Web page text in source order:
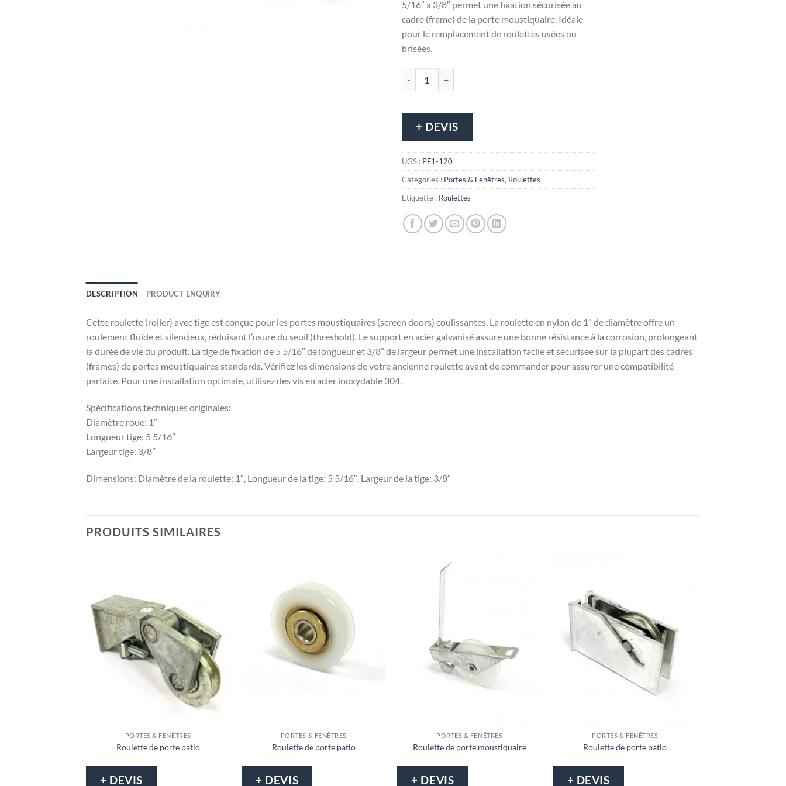
5/16″ x 3/8″ permet une fixation sécurisée au
cadre (frame) de la porte moustiquaire. Idéale
pour le remplacement de roulettes usées ou
brisées.
+ DEVIS
UGS : PF1-120
Catégories : Portes & Fenêtres, Roulettes
Étiquette : Roulettes
DESCRIPTION PRODUCT ENQUIRY
Cette roulette (roller) avec tige est conçue pour les portes moustiquaires (screen doors) coulissantes. La roulette en nylon de 1″ de diamètre offre un
roulement fluide et silencieux, réduisant l’usure du seuil (threshold). Le support en acier galvanisé assure une bonne résistance à la corrosion, prolongeant
la durée de vie du produit. La tige de fixation de 5 5/16″ de longueur et 3/8″ de largeur permet une installation facile et sécurisée sur la plupart des cadres
(frames) de portes moustiquaires standards. Vérifiez les dimensions de votre ancienne roulette avant de commander pour assurer une compatibilité
parfaite. Pour une installation optimale, utilisez des vis en acier inoxydable 304.
Spécifications techniques originales:
Diamètre roue: 1″
Longueur tige: 5 5/16″
Largeur tige: 3/8″
Dimensions: Diamètre de la roulette: 1″, Longueur de la tige: 5 5/16″, Largeur de la tige: 3/8″
PRODUITS SIMILAIRES
PORTES & FENÊTRES
Roulette de porte patio
+ DEVIS
PORTES & FENÊTRES
Roulette de porte patio
+ DEVIS
PORTES & FENÊTRES
Roulette de porte moustiquaire
+ DEVIS
PORTES & FENÊTRES
Roulette de porte patio
+ DEVIS